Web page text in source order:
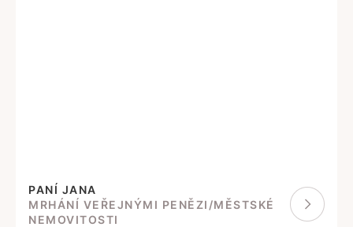
PANÍ JANA
MRHÁNÍ VEŘEJNÝMI PENĚZI/MĚSTSKÉ
NEMOVITOSTI